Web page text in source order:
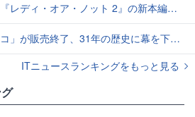
ア・ノット 2』の新本編映像、【バスタイム編】が公開
が販売終了、31年の歴史に幕を下ろす
ITニュースランキングをもっと見る